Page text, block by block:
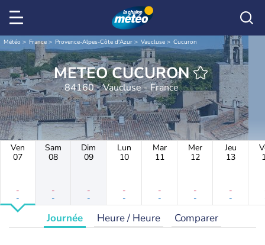
Météo France Provence-Alpes-Côte d'Azur Vaucluse Cucuron
METEO CUCURON
84160 - Vaucluse - France
Ven
07
-
-
Sam
08
-
-
Dim
09
-
-
Lun
10
-
-
Mar
11
-
-
Mer
12
-
-
Jeu
13
-
-
Journée Heure / Heure Comparer